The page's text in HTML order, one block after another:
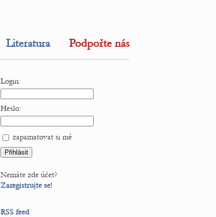
Literatura Podpořte nás
Login:
Heslo:
zapamatovat si mě
Nemáte zde účet?
Zaregistrujte se!
RSS feed